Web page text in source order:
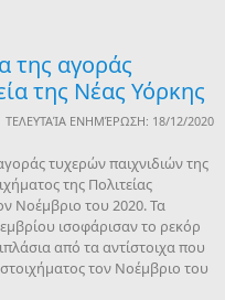
της αγοράς
της Νέας Υόρκης
ΤΕΛΕΥΤΑΊΑ ΕΝΗΜΈΡΩΣΗ: 18/12/2020
τυχερών παιχνιδιών της
της Πολιτείας
Νοέμβριο του 2020. Τα
ισοφάρισαν το ρεκόρ
από τα αντίστοιχα που
στοιχήματος τον Νοέμβριο του